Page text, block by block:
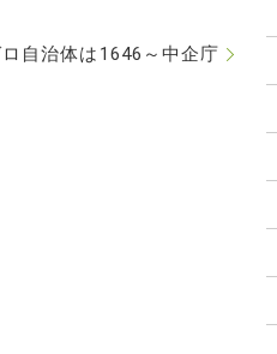
自治体は1646～中企庁